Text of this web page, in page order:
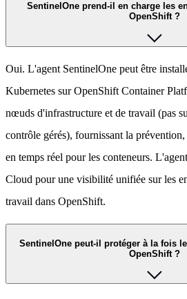
SentinelOne prend-il en charge les
OpenShift ?
Oui. L'agent SentinelOne peut être
Kubernetes sur OpenShift Container
nœuds d'infrastructure et de travail (pas
contrôle gérés), fournissant la
en temps réel pour les conteneurs.
Cloud pour une visibilité unifiée sur les
travail dans OpenShift.
SentinelOne peut-il protéger à la fois
OpenShift ?